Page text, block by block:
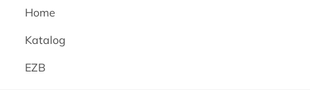
Home
Katalog
EZB